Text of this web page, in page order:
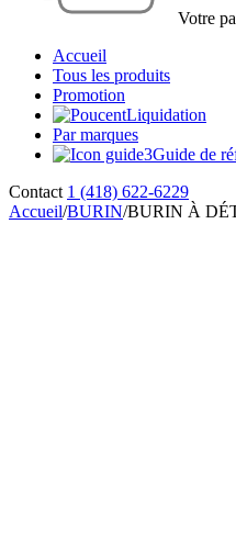
Votre
Accueil
Tous les produits
Promotion
Liquidation
Par marques
Guide de
Contact 1 (418) 622-6229
Accueil/BURIN/BURIN À